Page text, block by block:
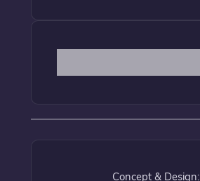
Concept & Design: